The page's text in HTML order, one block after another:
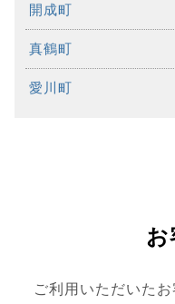
開成町
真鶴町
愛川町
お
ご利用いただいた